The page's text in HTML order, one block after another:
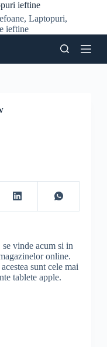
ieftine
Laptopuri,
ieftine
vinde acum si in
online.
sunt cele mai
tablete apple.